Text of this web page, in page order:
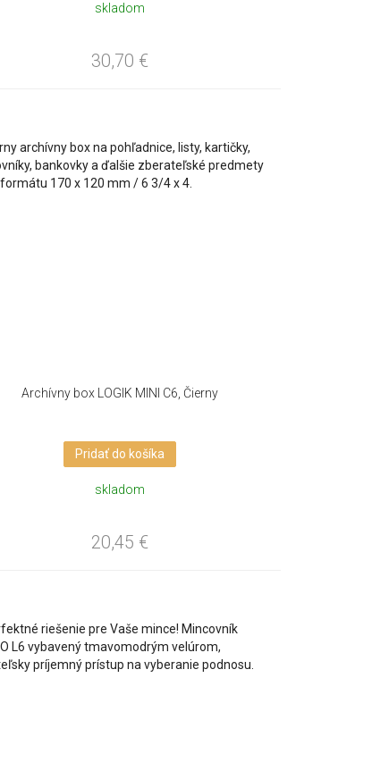
skladom
30,70 €
Archívny box LOGIK MINI C6, Čierny
Pridať do košíka
skladom
20,45 €